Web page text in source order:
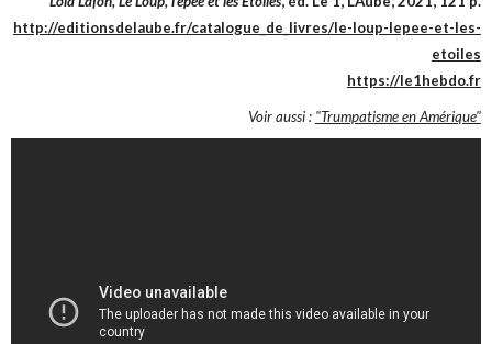
http://editionsdelaube.fr/catalogue_de_livres/le-loup-lepee-et-les-
etoiles
https://le1hebdo.fr
Voir aussi : "Trumpatisme en Amérique"